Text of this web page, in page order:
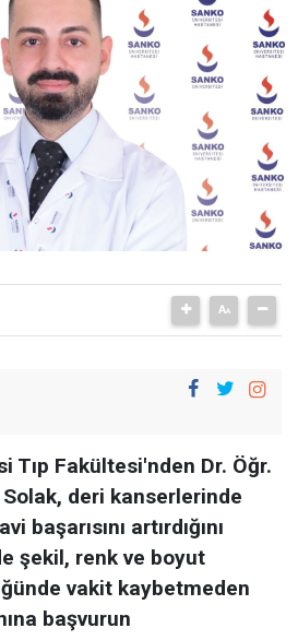
Tıp Fakültesi'nden Dr. Öğr.
deri kanserlerinde
başarısını artırdığını
şekil, renk ve boyut
vakit kaybetmeden
başvurun